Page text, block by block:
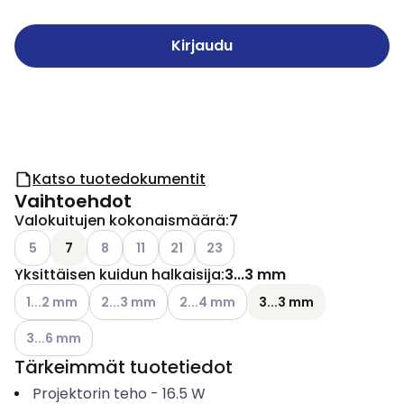
Kirjaudu
Katso tuotedokumentit
Vaihtoehdot
Valokuitujen kokonaismäärä:7
Katso käytettävissä olevat vaihtoehdot
5 7 Katso käytettävissä olevat vaihtoehdot
8 Katso käytettävissä olevat vaihtoehdot
11 Katso käytettävissä olevat
21 Katso käytettävissä olevat
23
Yksittäisen kuidun halkaisija:3...3 mm
Katso käytettävissä olevat vaihtoehdot
1...2 mm Katso käytettävissä olevat vaihtoehdot
2...3 mm Katso käytettävissä olevat
2...4 mm
3...3 mm
Katso käytettävissä olevat vaihtoehdot
3...6 mm
Tärkeimmät tuotetiedot
Projektorin teho - 16.5 W